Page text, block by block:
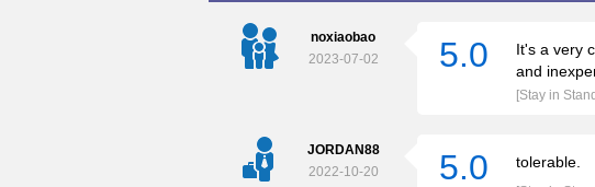
noxiaobao
2023-07-02
5.0
It's a very
and
[Stay in
JORDAN88
2022-10-20
5.0 tolerable.